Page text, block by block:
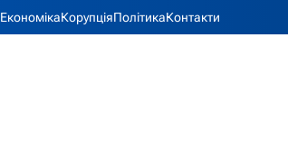
ЕкономікаКорупціяПолітикаКонтакти